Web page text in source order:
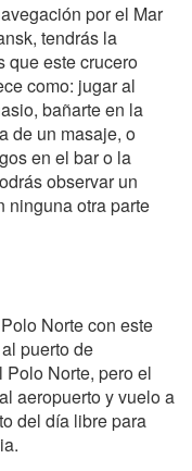
por el Mar
tendrás la
que este crucero
como: jugar al
bañarte en la
de un masaje, o
en el bar o la
observar un
ninguna otra parte
Norte con este
puerto de
Norte, pero el
aeropuerto y vuelo a
del día libre para